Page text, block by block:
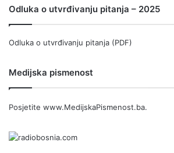
Odluka o utvrđivanju pitanja – 2025
Odluka o utvrđivanju pitanja (PDF)
Medijska pismenost
Posjetite www.MedijskaPismenost.ba.